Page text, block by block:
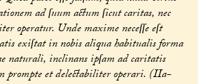
ad ſuum actum ſicut caritas, nec
operatur. Unde maxime neceſſe eſt
exiſtat in nobis aliqua habitualis forma
naturali, inclinans ipſam ad caritatis
prompte et delectabiliter operari. (IIa-